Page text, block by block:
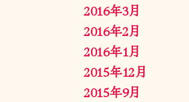
2016年3月
2016年2月
2016年1月
2015年12月
2015年9月